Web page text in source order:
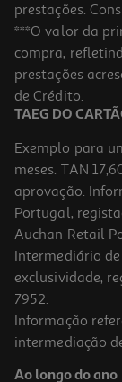
Tapete Rato
19.99 €/un
19,99 €
Tapete Rato
prestações.
***O valor da
compra,
prestações
de Crédito.
TAEG DO
Exemplo para
meses. TAN
aprovação.
Portugal,
Auchan Retail
Intermediário
exclusividade,
7952.
Informação
intermediação
Ao longo do ano